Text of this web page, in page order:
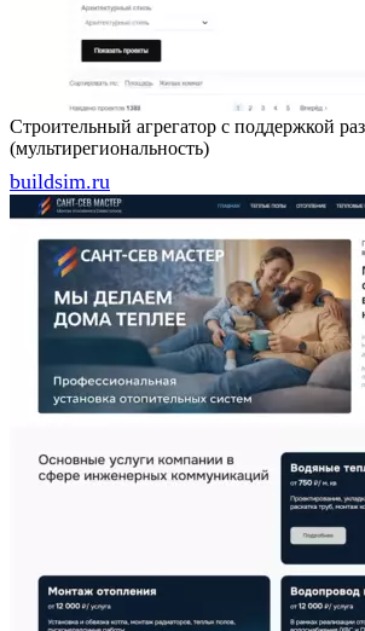
Строительный агрегатор с поддержкой
(мультирегиональность)
buildsim.ru